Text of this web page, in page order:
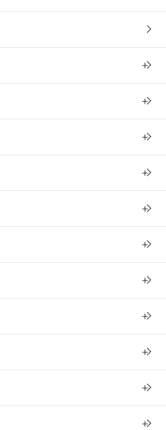
＋
＋
＋
＋
＋
＋
＋
＋
＋
＋
＋